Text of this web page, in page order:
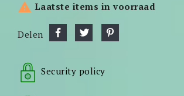
 Laatste items in voorraad
Delen
Security policy